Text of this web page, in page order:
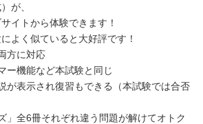
が、
イトから体験できます！
よく似ていると大好評です！
方に対応
ー機能など本試験と同じ
が表示され復習もできる（本試験では合否
」全6冊それぞれ違う問題が解けてオトク